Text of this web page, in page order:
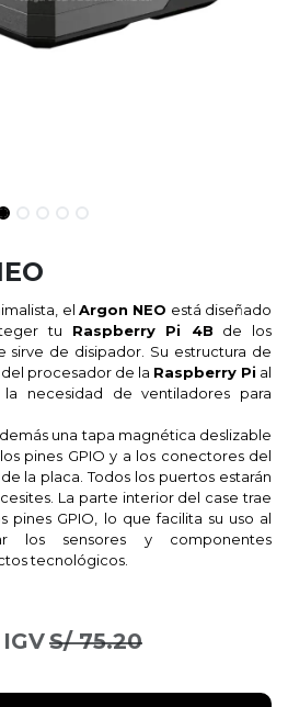
el Argon NEO está diseñado
tu Raspberry Pi 4B de los
sirve de disipador. Su estructura de
procesador de la Raspberry Pi al
necesidad de ventiladores para
una tapa magnética deslizable
pines GPIO y a los conectores del
la placa. Todos los puertos estarán
La parte interior del case trae
pines GPIO, lo que facilita su uso al
los sensores y componentes
tecnológicos.
S/75.20